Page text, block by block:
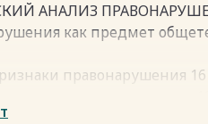
АНАЛИЗ
как предмет
правонарушения 16